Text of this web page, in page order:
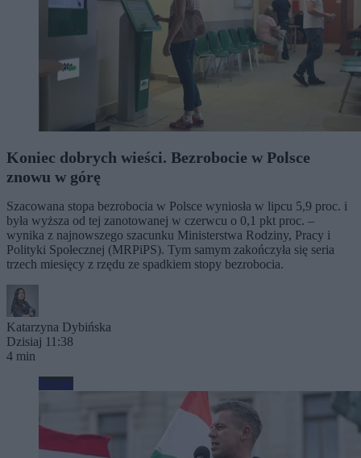
Koniec dobrych wieści. Bezrobocie w Polsce
znowu w górę
Szacowana stopa bezrobocia w Polsce wyniosła w lipcu 5,9 proc. i
była wyższa od tej zanotowanej w czerwcu o 0,1 pkt proc. –
wynika z najnowszego szacunku Ministerstwa Rodziny, Pracy i
Polityki Społecznej (MRPiPS). Tym samym zakończyła się seria
trzech miesięcy z rzędu ze spadkiem stopy bezrobocia.
Katarzyna Dybińska
Dzisiaj 11:38
4 min
Biznes